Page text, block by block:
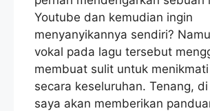
Youtube dan kemudian ingin
menyanyikannya sendiri?
vokal pada lagu tersebut
membuat sulit untuk
secara keseluruhan. Tenang,
saya akan memberikan